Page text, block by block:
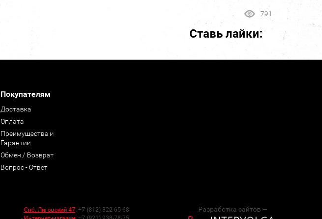
791
Ставь лайки:
Покупателям
Доставка
Оплата
Преимущества и
Гарантии
Обмен / Возврат
Вопрос - Ответ
- Спб. Лиговский 47: +7 (812) 322-65-68
Разработка сайтов —